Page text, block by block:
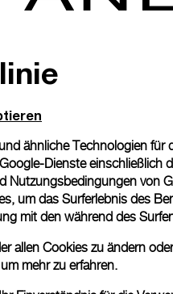
ähnliche Technologien
Dienste einschließlich
Nutzungsbedingungen von
um das Surferlebnis des
mit den während des
allen Cookies zu ändern
mehr zu erfahren.